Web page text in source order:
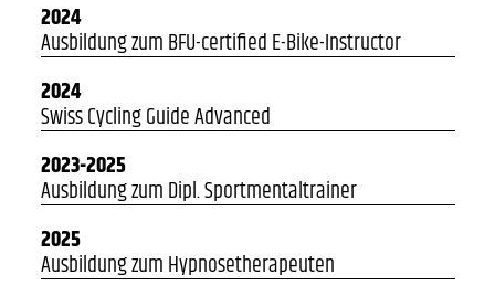
2024
Ausbildung zum BFU-certified E-Bike-Instructor
2024
Swiss Cycling Guide Advanced
2023-2025
Ausbildung zum Dipl. Sportmentaltrainer
2025
Ausbildung zum Hypnosetherapeuten